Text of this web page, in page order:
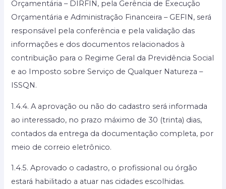
Orçamentária – DIRFIN, pela Gerência de Execução
Orçamentária e Administração Financeira – GEFIN, será
responsável pela conferência e pela validação das
informações e dos documentos relacionados à
contribuição para o Regime Geral da Previdência Social
e ao Imposto sobre Serviço de Qualquer Natureza –
ISSQN.
1.4.4. A aprovação ou não do cadastro será informada
ao interessado, no prazo máximo de 30 (trinta) dias,
contados da entrega da documentação completa, por
meio de correio eletrônico.
1.4.5. Aprovado o cadastro, o profissional ou órgão
estará habilitado a atuar nas cidades escolhidas.